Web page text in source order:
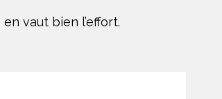
vaut bien l’effort.